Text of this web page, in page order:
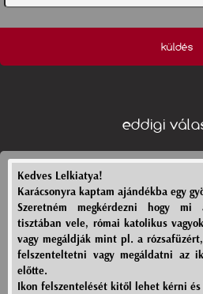
küldés
eddigi
Kedves Lelkiatya!
Karácsonyra kaptam ajándékba egy
Szeretném megkérdezni hogy mi
tisztában vele, római katolikus
vagy megáldják mint pl. a
felszenteltetni vagy megáldatni az
előtte.
Ikon felszentelését kitől lehet kérni és